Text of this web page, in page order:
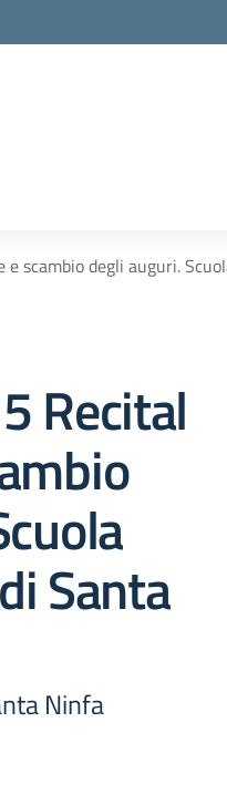
scambio degli auguri.
Recital
Santa
Ninfa